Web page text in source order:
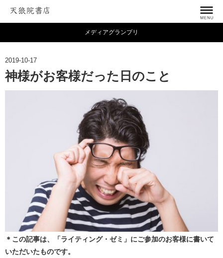
メディアグランプリ
2019-10-17
神様がお客様だった日のこと
＊この記事は、「ライティング・ゼミ」にご参加のお客様に書いて
いただいたものです。